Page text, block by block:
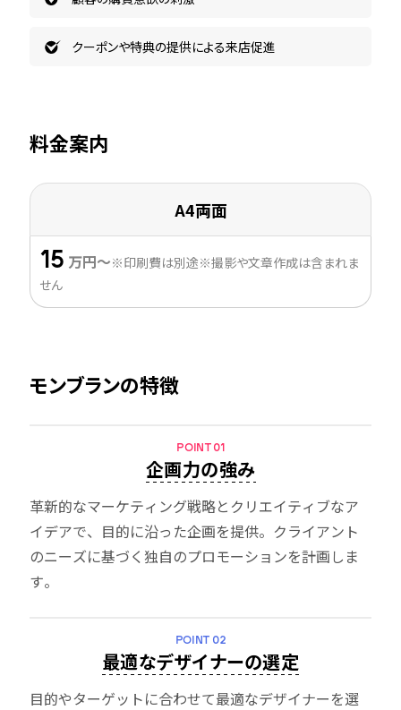
クーポンや特典の提供による来店促進
料金案内
A4両面
15 万円〜※印刷費は別途※撮影や文章作成は含まれま
せん
モンブランの特徴
POINT 01
企画力の強み
革新的なマーケティング戦略とクリエイティブなア
イデアで、目的に沿った企画を提供。クライアント
のニーズに基づく独自のプロモーションを計画しま
す。
POINT 02
最適なデザイナーの選定
目的やターゲットに合わせて最適なデザイナーを選